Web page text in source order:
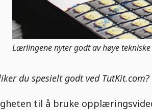
Lærlingene nyter godt av høye
du spesielt godt ved TutKit.com?
til å bruke